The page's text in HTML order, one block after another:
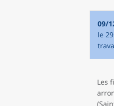
09/
le
Les